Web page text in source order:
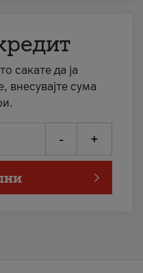
сакате да ја
сума
- +